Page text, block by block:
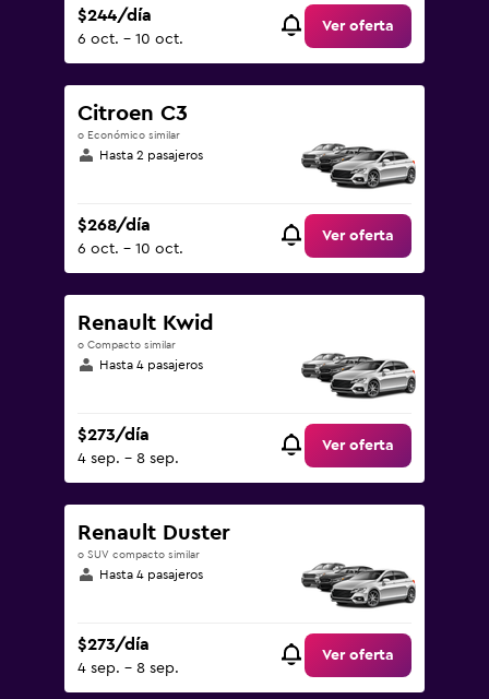
$244/día
6 oct. - 10 oct.
Ver oferta
Citroen C3
o Económico similar
Hasta 2 pasajeros
$268/día
6 oct. - 10 oct.
Ver oferta
Renault Kwid
o Compacto similar
Hasta 4 pasajeros
$273/día
4 sep. - 8 sep.
Ver oferta
Renault Duster
o SUV compacto similar
Hasta 4 pasajeros
$273/día
4 sep. - 8 sep.
Ver oferta